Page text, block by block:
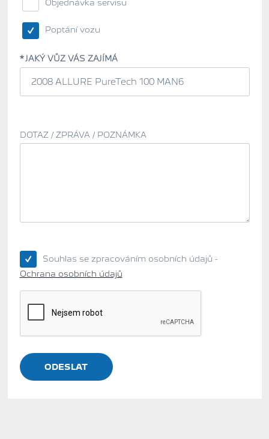
Objednávka servisu
Poptání vozu
JAKÝ VŮZ VÁS ZAJÍMÁ
DOTAZ / ZPRÁVA / POZNÁMKA
Souhlas se zpracováním osobních údajů -
Ochrana osobních údajů